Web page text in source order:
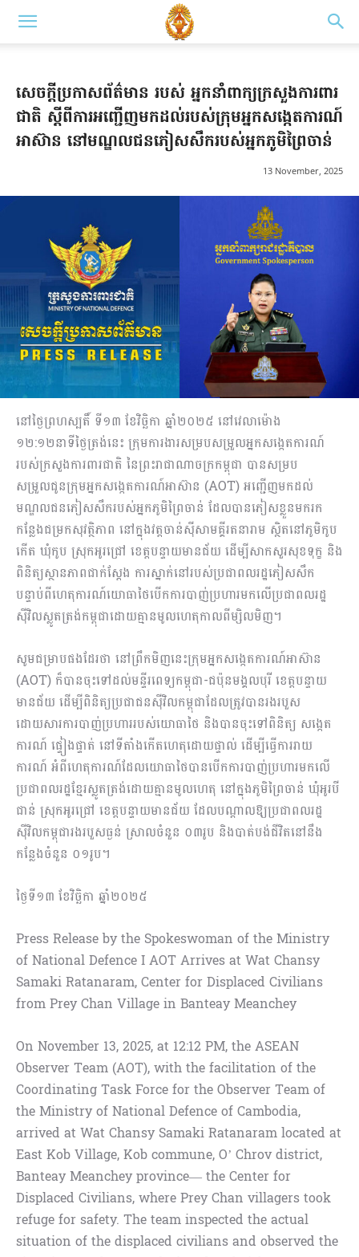
សេចក្តីប្រកាសព័ត៌មាន របស់ អ្នកនាំពាក្យក្រសួងការពារ
ជាតិ ស្តីពីការអញ្ជើញមកដល់របស់ក្រុមអ្នកសង្កេតការណ៍
អាស៊ាន នៅមណ្ឌលជនភៀសសឹករបស់អ្នកភូមិព្រៃចាន់
13 November, 2025
នៅថ្ងៃព្រហស្បតិ៍ ទី១៣ ខែវិច្ឆិកា ឆ្នាំ២០២៥ នៅវេលាម៉ោង
១២:១២នាទីថ្ងៃត្រង់នេះ ក្រុមការងារសម្របសម្រួលអ្នកសង្កេតការណ៍
របស់ក្រសួងការពារជាតិ នៃព្រះរាជាណាចក្រកម្ពុជា បានសម្រប
សម្រួលជូនក្រុមអ្នកសង្កេតការណ៍អាស៊ាន (AOT) អញ្ជើញមកដល់
មណ្ឌលជនភៀសសឹករបស់អ្នកភូមិព្រៃចាន់ ដែលបានភៀសខ្លួនមករក
កន្លែងជម្រកសុវត្ថិភាព នៅក្នុងវត្តចាន់ស៊ីសាមគ្គីរតនារាម ស្ថិតនៅភូមិកូប
កើត ឃុំកូប ស្រុកអូរជ្រៅ ខេត្តបន្ទាយមានជ័យ ដើម្បីសាកសួរសុខទុក្ខ និង
ពិនិត្យស្ថានភាពជាក់ស្តែង ការស្នាក់នៅរបស់ប្រជាពលរដ្ឋភៀសសឹក
បន្ទាប់ពីហេតុការណ៍យោធាថៃបើកការបាញ់ប្រហារមកលើប្រជាពលរដ្ឋ
ស៊ីវិលស្លូតត្រង់កម្ពុជាដោយគ្មានមូលហេតុកាលពីម្សិលមិញ។
សូមជម្រាបផងដែរថា នៅព្រឹកមិញនេះក្រុមអ្នកសង្កេតការណ៍អាស៊ាន
(AOT) ក៏បានចុះទៅដល់មន្ទីរពេទ្យកម្ពុជា-ជប៉ុនមង្គលបុរី ខេត្តបន្ទាយ
មានជ័យ ដើម្បីពិនិត្យប្រជាជនស៊ីវិលកម្ពុជាដែលត្រូវបានរងរបួស
ដោយសារការបាញ់ប្រហាររបស់យោធាថៃ និងបានចុះទៅពិនិត្យ សង្កេត
ការណ៍ ផ្ទៀងផ្ទាត់ នៅទីតាំងកើតហេតុដោយផ្ទាល់ ដើម្បីធ្វើការរាយ
ការណ៍ អំពីហេតុការណ៍ដែលយោធាថៃបានបើកការបាញ់ប្រហារមកលើ
ប្រជាពលរដ្ឋខ្មែរស្លូតត្រង់ដោយគ្មានមូលហេតុ នៅក្នុងភូមិព្រៃចាន់ ឃុំអូរបី
ជាន់ ស្រុកអូរជ្រៅ ខេត្តបន្ទាយមានជ័យ ដែលបណ្តាលឱ្យប្រជាពលរដ្ឋ
ស៊ីវិលកម្ពុជារងរបួសធ្ងន់ ស្រាលចំនួន ០៣រូប និងបាត់បង់ជីវិតនៅនឹង
កន្លែងចំនួន ០១រូប។
ថ្ងៃទី១៣ ខែវិច្ឆិកា ឆ្នាំ២០២៥
Press Release by the Spokeswoman of the Ministry
of National Defence I AOT Arrives at Wat Chansy
Samaki Ratanaram, Center for Displaced Civilians
from Prey Chan Village in Banteay Meanchey
On November 13, 2025, at 12:12 PM, the ASEAN
Observer Team (AOT), with the facilitation of the
Coordinating Task Force for the Observer Team of
the Ministry of National Defence of Cambodia,
arrived at Wat Chansy Samaki Ratanaram located at
East Kob Village, Kob commune, O’ Chrov district,
Banteay Meanchey province— the Center for
Displaced Civilians, where Prey Chan villagers took
refuge for safety. The team inspected the actual
situation of the displaced civilians and observed the